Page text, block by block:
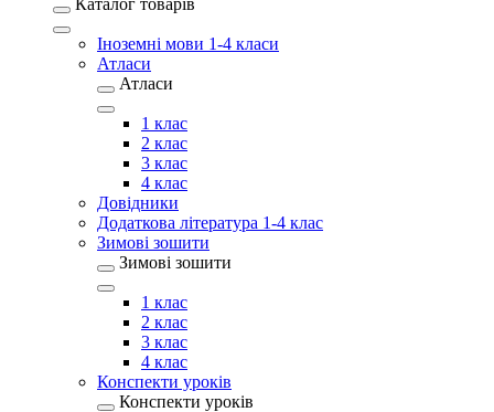
Каталог товарів
Іноземні мови 1-4 класи
Атласи
Атласи
1 клас
2 клас
3 клас
4 клас
Довідники
Додаткова література 1-4 клас
Зимові зошити
Зимові зошити
1 клас
2 клас
3 клас
4 клас
Конспекти уроків
Конспекти уроків